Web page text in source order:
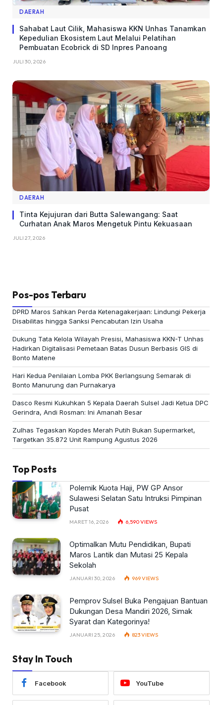
DAERAH
Sahabat Laut Cilik, Mahasiswa KKN Unhas Tanamkan
Kepedulian Ekosistem Laut Melalui Pelatihan
Pembuatan Ecobrick di SD Inpres Panoang
JULI 30, 2026
DAERAH
Tinta Kejujuran dari Butta Salewangang: Saat
Curhatan Anak Maros Mengetuk Pintu Kekuasaan
JULI 27, 2026
Pos-pos Terbaru
DPRD Maros Sahkan Perda Ketenagakerjaan: Lindungi Pekerja
Disabilitas hingga Sanksi Pencabutan Izin Usaha
Dukung Tata Kelola Wilayah Presisi, Mahasiswa KKN-T Unhas
Hadirkan Digitalisasi Pemetaan Batas Dusun Berbasis GIS di
Bonto Matene
Hari Kedua Penilaian Lomba PKK Berlangsung Semarak di
Bonto Manurung dan Purnakarya
Dasco Resmi Kukuhkan 5 Kepala Daerah Sulsel Jadi Ketua DPC
Gerindra, Andi Rosman: Ini Amanah Besar
Zulhas Tegaskan Kopdes Merah Putih Bukan Supermarket,
Targetkan 35.872 Unit Rampung Agustus 2026
Top Posts
Polemik Kuota Haji, PW GP Ansor
Sulawesi Selatan Satu Intruksi Pimpinan
Pusat
MARET 16, 2026 6,590VIEWS
Optimalkan Mutu Pendidikan, Bupati
Maros Lantik dan Mutasi 25 Kepala
Sekolah
JANUARI 30, 2026 969VIEWS
Pemprov Sulsel Buka Pengajuan Bantuan
Dukungan Desa Mandiri 2026, Simak
Syarat dan Kategorinya!
JANUARI 25, 2026 823VIEWS
Stay In Touch
Facebook YouTube